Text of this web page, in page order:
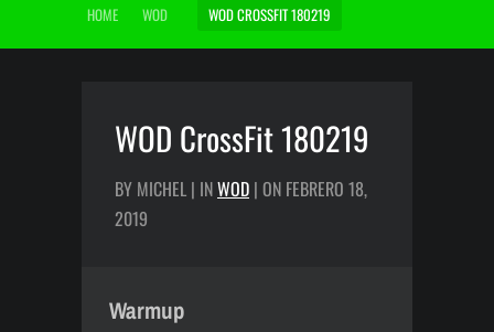
HOME WOD WOD CROSSFIT 180219
WOD CrossFit 180219
BY MICHEL | INWOD | ON FEBRERO 18,
2019
Warmup